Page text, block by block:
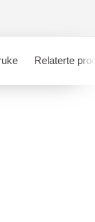
Relaterte